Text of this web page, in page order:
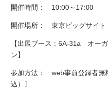
開催時間： 10:00～17:00
開催場所： 東京ビッグサイ
【出展ブース：6A-31a オー
ン】
参加方法： web事前登録者
込）〕